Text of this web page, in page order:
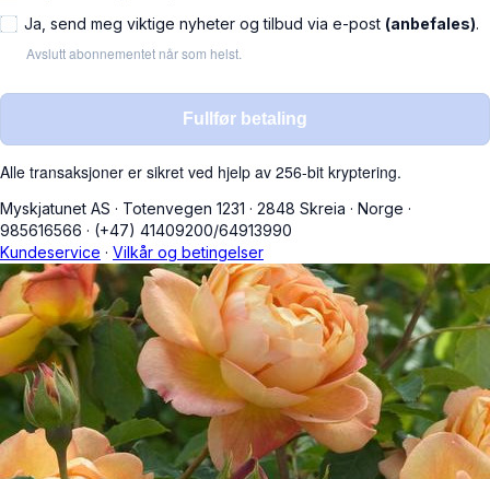
Ja, send meg viktige nyheter og tilbud via e-post (anbefales).
Avslutt abonnementet når som helst.
Fullfør betaling
Alle transaksjoner er sikret ved hjelp av 256-bit kryptering.
Myskjatunet AS · Totenvegen 1231 · 2848 Skreia · Norge ·
985616566 · (+47) 41409200/64913990
Kundeservice · Vilkår og betingelser